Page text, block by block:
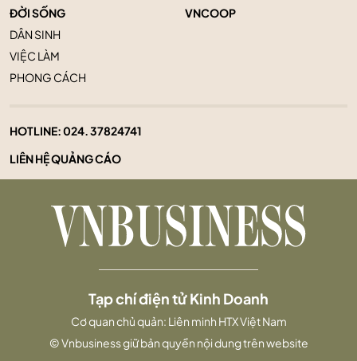
ĐỜI SỐNG
DÂN SINH
VIỆC LÀM
PHONG CÁCH
VNCOOP
HOTLINE:024. 37824741
LIÊN HỆ QUẢNG CÁO
Tạp chí điện tử Kinh Doanh
Cơ quan chủ quản: Liên minh HTX Việt Nam
© Vnbusiness giữ bản quyền nội dung trên website